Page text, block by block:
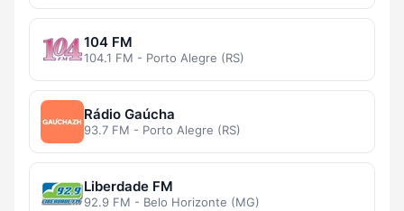
104 FM
104.1 FM - Porto Alegre (RS)
Rádio Gaúcha
93.7 FM - Porto Alegre (RS)
Liberdade FM
92.9 FM - Belo Horizonte (MG)